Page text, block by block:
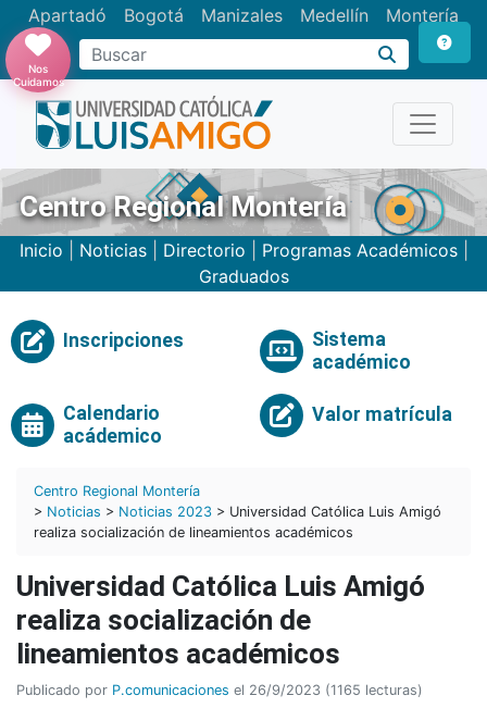
Apartadó Bogotá Manizales Medellín Montería
Nos
Cuidamos
Centro Regional Montería
Inicio Noticias| Directorio Programas Académicos|
Graduados
Inscripciones
Sistema
académico
Calendario
acádemico
Valor matrícula
Centro Regional Montería
> Noticias > Noticias 2023 > Universidad Católica Luis Amigó
realiza socialización de lineamientos académicos
Universidad Católica Luis Amigó
realiza socialización de
lineamientos académicos
Publicado por P.comunicaciones el 26/9/2023 (1165 lecturas)